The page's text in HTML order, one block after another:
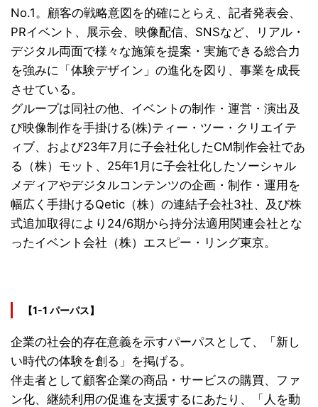
No.1。顧客の戦略意図を的確にとらえ、記者発表会、
PRイベント、展示会、映像配信、SNSなど、リアル・
デジタル両面で様々な施策を提案・実施できる総合力
を強みに「体験デザイン」の進化を図り、事業を成長
させている。
グループは同社の他、イベントの制作・運営・演出及
び映像制作を手掛ける(株)ティー・ツー・クリエイテ
ィブ、および23年7月に子会社化したCM制作会社であ
る（株）モット、25年1月に子会社化したソーシャル
メディアやデジタルコンテンツの企画・制作・運用を
幅広く手掛けるQetic（株）の連結子会社3社、及び株
式追加取得により24/6期から持分法適用関連会社とな
ったイベント会社（株）エスピー・リング東京。
【1-1 パーパス】
企業の社会的存在意義を示すパーパスとして、「新し
い時代の体験を創る」を掲げる。
伴走者として顧客企業の商品・サービスの購買、ファ
ン化、継続利用の促進を支援するにあたり、「人を動